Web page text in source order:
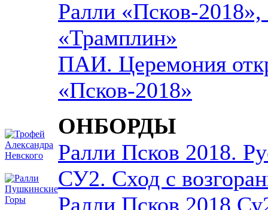
Ралли «Псков-2018»,
«Трамплин»
ПАИ. Церемония
«Псков-2018»
ОНБОРДЫ
Ралли Псков 2018.
СУ2. Сход с
Ралли Псков 2018